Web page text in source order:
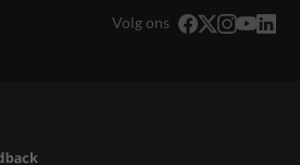
Volg ons